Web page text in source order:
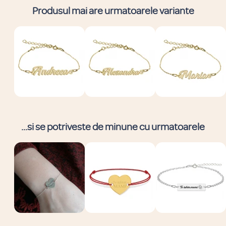
Produsul mai are urmatoarele variante
...si se potriveste de minune cu urmatoarele